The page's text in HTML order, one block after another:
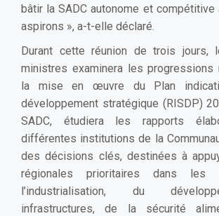
bâtir la SADC autonome et compétitive
aspirons », a-t-elle déclaré.
Durant cette réunion de trois jours,
ministres examinera les progressions
la mise en œuvre du Plan
développement stratégique (RISDP)
SADC, étudiera les rapports
différentes institutions de la
des décisions clés, destinées à
régionales prioritaires dans les
l’industrialisation, du
infrastructures, de la sécurité